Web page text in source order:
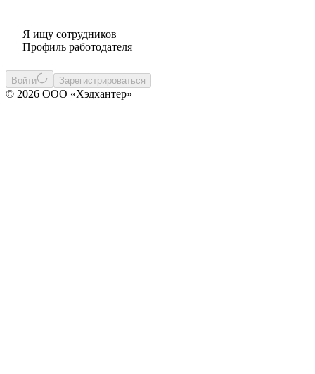
Я ищу сотрудников
Профиль работодателя
Войти Зарегистрироваться
© 2026 ООО «Хэдхантер»